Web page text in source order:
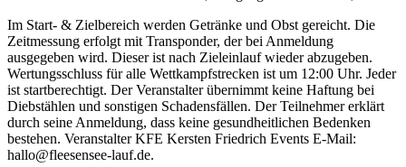
Im Start- & Zielbereich werden Getränke und Obst gereicht. Die
Zeitmessung erfolgt mit Transponder, der bei Anmeldung
ausgegeben wird. Dieser ist nach Zieleinlauf wieder abzugeben.
Wertungsschluss für alle Wettkampfstrecken ist um 12:00 Uhr. Jeder
ist startberechtigt. Der Veranstalter übernimmt keine Haftung bei
Diebstählen und sonstigen Schadensfällen. Der Teilnehmer erklärt
durch seine Anmeldung, dass keine gesundheitlichen Bedenken
bestehen. Veranstalter KFE Kersten Friedrich Events E-Mail:
hallo@fleesensee-lauf.de.